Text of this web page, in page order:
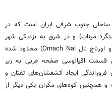
کیلومتر از نوار ساحلی جنوب شرقی ایران است که در
میناب) و در شرق به نزدیکی شهر
کراچی (گسل‌های راستا لغز چپگرد چمن و اورناچ نال Ornach Nal) محدود شده
قسمت اقیانوسی صفحه عربی به زیر
ایجاد آتشفشان‌های تفتان و
و همچنین کوه‌های مکران یکی دیگر از